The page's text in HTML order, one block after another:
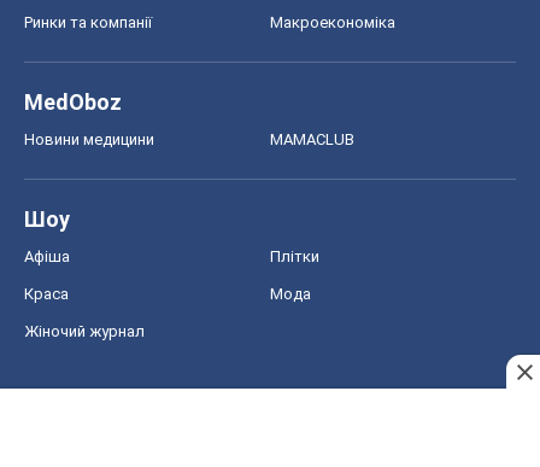
Ринки та компанії Макроекономіка
MedOboz
Новини медицини MAMACLUB
Шоу
Афіша Плітки
Краса Мода
Жіночий журнал